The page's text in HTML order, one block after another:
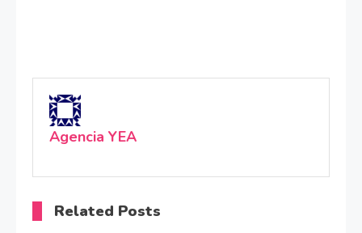
Agencia YEA
Related Posts